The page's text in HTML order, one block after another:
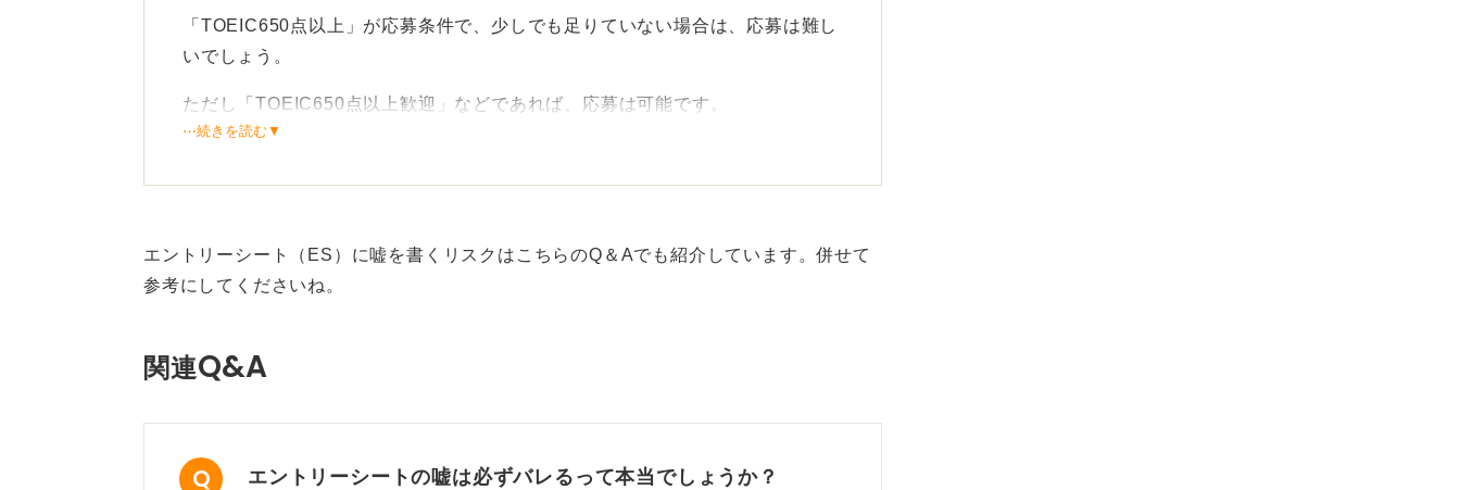
「TOEIC650点以上」が応募条件で、少しでも足りていない場合は、応募は難し
いでしょう。
ただし「TOEIC650点以上歓迎」などであれば、応募は可能です。
能性がありますので、多少の偽りでもおこなうべきではありません。
不安な日々を過ごすことにもなりかねません。
応募が難しいことを覚悟のうえで、採用担当者に正直なスコアを伝えて、現在高
⋯続きを読む▼
エントリーシート（ES）に嘘を書くリスクはこちらのQ＆Aでも紹介しています。併せて
参考にしてくださいね。
関連Q&A
エントリーシートの嘘は必ずバレるって本当でしょうか？